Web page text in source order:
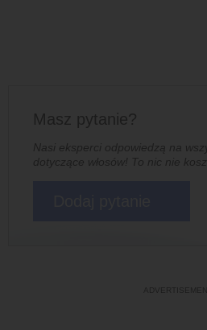
Masz pytanie?
Nasi eksperci odpowiedzą na
dotyczące włosów! To nic nie